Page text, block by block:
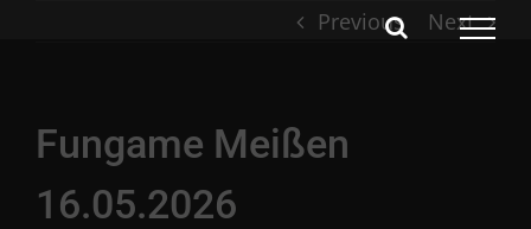
Previous Next
Fungame Meißen
16.05.2026